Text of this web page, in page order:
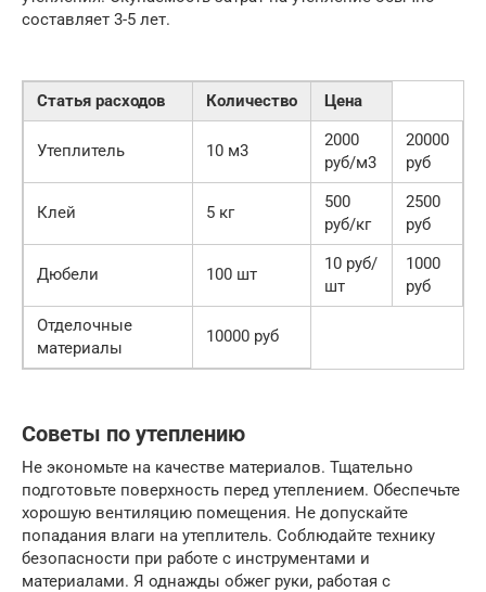
составляет 3-5 лет.
Статья расходов Количество Цена
Утеплитель 10 м3
2000
руб/м3
20000
руб
Клей 5 кг
500
руб/кг
2500
руб
Дюбели 100 шт
10 руб/
шт
1000
руб
Отделочные
материалы
10000 руб
Советы по утеплению
Не экономьте на качестве материалов. Тщательно
подготовьте поверхность перед утеплением. Обеспечьте
хорошую вентиляцию помещения. Не допускайте
попадания влаги на утеплитель. Соблюдайте технику
безопасности при работе с инструментами и
материалами. Я однажды обжег руки, работая с